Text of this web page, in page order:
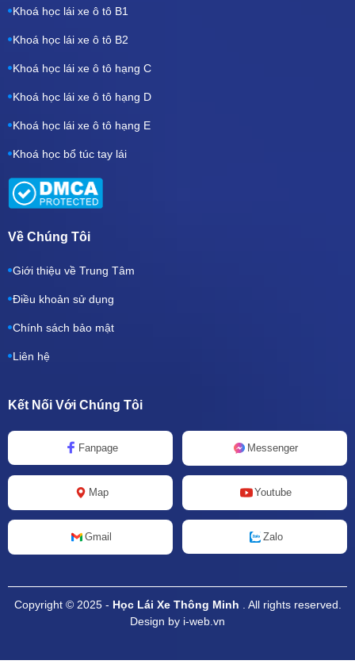
Khoá học lái xe ô tô B1
Khoá học lái xe ô tô B2
Khoá học lái xe ô tô hạng C
Khoá học lái xe ô tô hạng D
Khoá học lái xe ô tô hạng E
Khoá học bổ túc tay lái
Về Chúng Tôi
Giới thiệu về Trung Tâm
Điều khoản sử dụng
Chính sách bảo mật
Liên hệ
Kết Nối Với Chúng Tôi
Fanpage Messenger
Map Youtube
Gmail Zalo
Copyright © 2025 - Học Lái Xe Thông Minh . All rights reserved.
Design by i-web.vn